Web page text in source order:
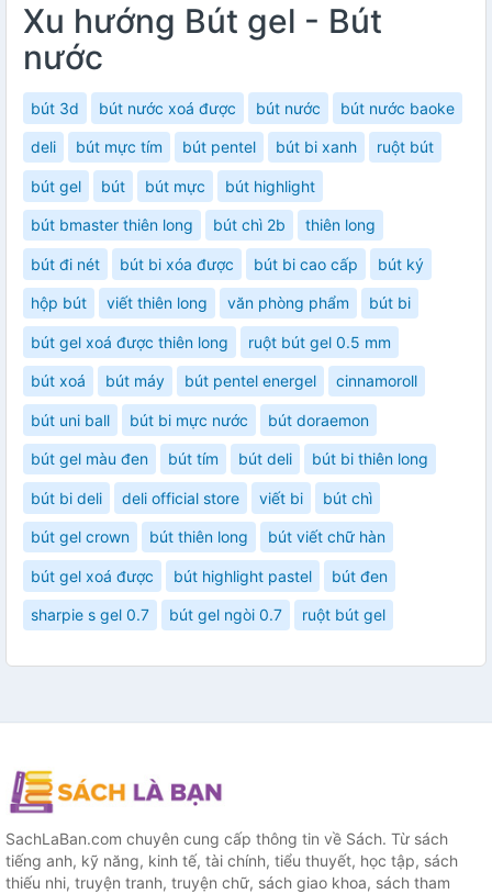
Xu hướng Bút gel - Bút
nước
bút 3d bút nước xoá được bút nước bút nước baoke
deli bút mực tím bút pentel bút bi xanh ruột bút
bút gel bút bút mực bút highlight
bút bmaster thiên long bút chì 2b thiên long
bút đi nét bút bi xóa được bút bi cao cấp bút ký
hộp bút viết thiên long văn phòng phẩm bút bi
bút gel xoá được thiên long ruột bút gel 0.5 mm
bút xoá bút máy bút pentel energel cinnamoroll
bút uni ball bút bi mực nước bút doraemon
bút gel màu đen bút tím bút deli bút bi thiên long
bút bi deli deli official store viết bi bút chì
bút gel crown bút thiên long bút viết chữ hàn
bút gel xoá được bút highlight pastel bút đen
sharpie s gel 0.7 bút gel ngòi 0.7 ruột bút gel
SachLaBan.com chuyên cung cấp thông tin về Sách. Từ sách
tiếng anh, kỹ năng, kinh tế, tài chính, tiểu thuyết, học tập, sách
thiếu nhi, truyện tranh, truyện chữ, sách giao khoa, sách tham